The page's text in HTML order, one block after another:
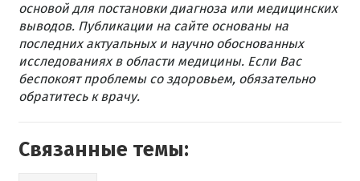
основой для постановки диагноза или медицинских
выводов. Публикации на сайте основаны на
последних актуальных и научно обоснованных
исследованиях в области медицины. Если Вас
беспокоят проблемы со здоровьем, обязательно
обратитесь к врачу.
Связанные темы: